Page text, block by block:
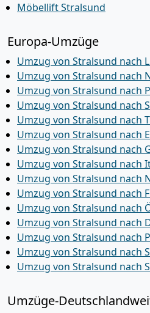
Möbellift Stralsund
Europa-Umzüge
Umzug von Stralsund nach
Umzug von Stralsund nach
Umzug von Stralsund nach
Umzug von Stralsund nach
Umzug von Stralsund nach
Umzug von Stralsund nach
Umzug von Stralsund nach
Umzug von Stralsund nach
Umzug von Stralsund nach
Umzug von Stralsund nach
Umzug von Stralsund nach
Umzug von Stralsund nach
Umzug von Stralsund nach
Umzug von Stralsund nach
Umzug von Stralsund nach
Umzüge-